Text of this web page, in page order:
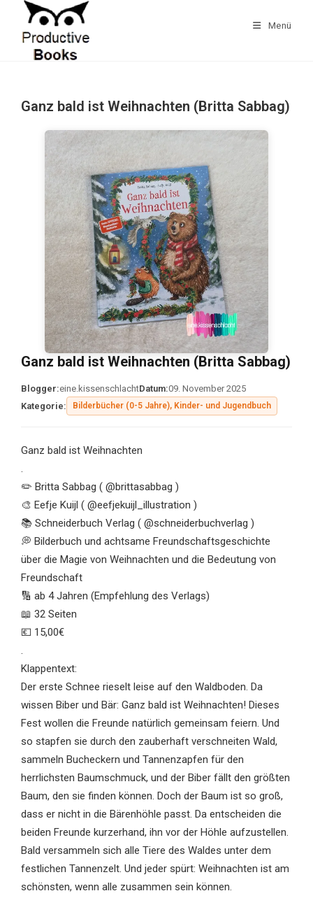
springen
Menü
Ganz bald ist Weihnachten (Britta Sabbag)
Ganz bald ist Weihnachten (Britta Sabbag)
Blogger:eine.kissenschlachtDatum:09. November 2025
Kategorie:
Bilderbücher (0-5 Jahre), Kinder- und Jugendbuch
Ganz bald ist Weihnachten
.
✏️ Britta Sabbag ( @brittasabbag )
🎨 Eefje Kuijl ( @eefjekuijl_illustration )
📚 Schneiderbuch Verlag ( @schneiderbuchverlag )
💭 Bilderbuch und achtsame Freundschaftsgeschichte
über die Magie von Weihnachten und die Bedeutung von
Freundschaft
🔢 ab 4 Jahren (Empfehlung des Verlags)
📖 32 Seiten
💶 15,00€
.
Klappentext:
Der erste Schnee rieselt leise auf den Waldboden. Da
wissen Biber und Bär: Ganz bald ist Weihnachten! Dieses
Fest wollen die Freunde natürlich gemeinsam feiern. Und
so stapfen sie durch den zauberhaft verschneiten Wald,
sammeln Bucheckern und Tannenzapfen für den
herrlichsten Baumschmuck, und der Biber fällt den größten
Baum, den sie finden können. Doch der Baum ist so groß,
dass er nicht in die Bärenhöhle passt. Da entscheiden die
beiden Freunde kurzerhand, ihn vor der Höhle aufzustellen.
Bald versammeln sich alle Tiere des Waldes unter dem
festlichen Tannenzelt. Und jeder spürt: Weihnachten ist am
schönsten, wenn alle zusammen sein können.